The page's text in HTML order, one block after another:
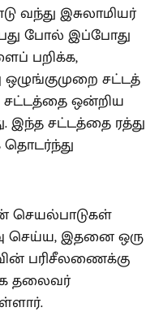
வந்து இசுலாமியர்
போல் இப்போது
பறிக்க,
ஒழுங்குமுறை சட்டத்
சட்டத்தை ஒன்றிய
இந்த சட்டத்தை ரத்து
செயல்பாடுகள்
செய்ய, இதனை ஒரு
பரிசீலணைக்கு
தலைவர்